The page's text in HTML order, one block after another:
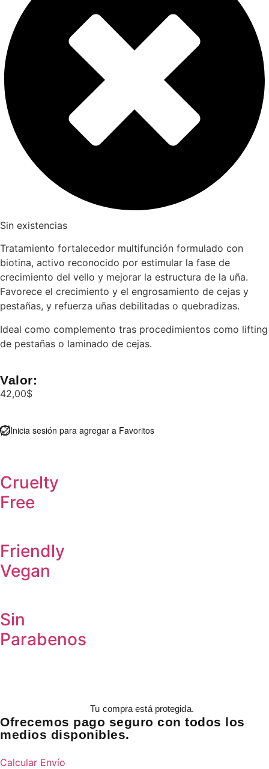
Sin existencias
Tratamiento fortalecedor multifunción formulado con
biotina, activo reconocido por estimular la fase de
crecimiento del vello y mejorar la estructura de la uña.
Favorece el crecimiento y el engrosamiento de cejas y
pestañas, y refuerza uñas debilitadas o quebradizas.
Ideal como complemento tras procedimientos como lifting
de pestañas o laminado de cejas.
Valor:
42,00$
Inicia sesión para agregar a Favoritos
Cruelty
Free
Friendly
Vegan
Sin
Parabenos
Tu compra está protegida.
Ofrecemos pago seguro con todos los
medios disponibles.
Calcular Envío